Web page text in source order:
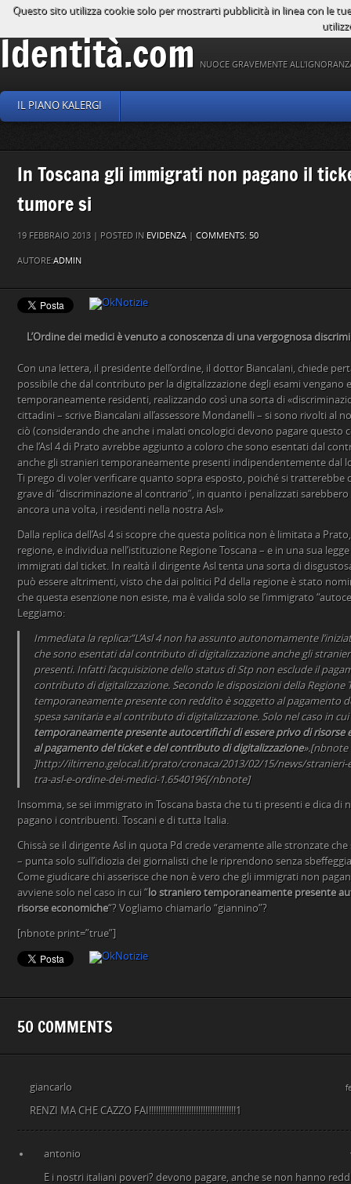
Identità.com NUOCE GRAVEMENTE
IL PIANO KALERGI
In Toscana gli immigrati non pagano il
tumore si
19 FEBBRAIO 2013 | POSTED IN EVIDENZA | COMMENTS: 50
AUTORE:ADMIN
L’Ordine dei medici è venuto a conoscenza di una vergognosa
Con una lettera, il presidente dell’ordine, il dottor Biancalani, chiede
possibile che dal contributo per la digitalizzazione degli esami vengano
temporaneamente residenti, realizzando così una sorta di
cittadini – scrive Biancalani all’assessore Mondanelli – si sono rivolti al
ciò (considerando che anche i malati oncologici devono pagare questo
che l’Asl 4 di Prato avrebbe aggiunto a coloro che sono esentati dal
anche gli stranieri temporaneamente presenti indipendentemente dal
Ti prego di voler verificare quanto sopra esposto, poiché si tratterebbe
grave di “discriminazione al contrario”, in quanto i penalizzati
ancora una volta, i residenti nella nostra Asl»
Dalla replica dell’Asl 4 si scopre che questa politica non è limitata a
regione, e individua nell’istituzione Regione Toscana – e in una sua
immigrati dal ticket. In realtà il dirigente Asl tenta una sorta di
può essere altrimenti, visto che dai politici Pd della regione è stato
che questa esenzione non esiste, ma è valida solo se l’immigrato
Leggiamo:
Immediata la replica:”L’Asl 4 non ha assunto autonomamente
che sono esentati dal contributo di digitalizzazione anche gli
presenti. Infatti l’acquisizione dello status di Stp non esclude il
contributo di digitalizzazione. Secondo le disposizioni della Regione
temporaneamente presente con reddito è soggetto al pagamento
spesa sanitaria e al contributo di digitalizzazione. Solo nel caso in cui
temporaneamente presente autocertifichi di essere privo di risorse
al pagamento del ticket e del contributo di digitalizzazione».[nbnote
]http://iltirreno.gelocal.it/prato/cronaca/2013/02/15/news/stranieri-
tra-asl-e-ordine-dei-medici-1.6540196[/nbnote]
Insomma, se sei immigrato in Toscana basta che tu ti presenti e dica di
pagano i contribuenti. Toscani e di tutta Italia.
Chissà se il dirigente Asl in quota Pd crede veramente alle stronzate
– punta solo sull’idiozia dei giornalisti che le riprendono senza
Come giudicare chi asserisce che non è vero che gli immigrati non
avviene solo nel caso in cui “ lo straniero temporaneamente presente
risorse economiche“? Vogliamo chiamarlo “giannino”?
[nbnote print=”true”]
50 COMMENTS
giancarlo
RENZI MA CHE CAZZO FAI!!!!!!!!!!!!!!!!!!!!!!!!!!!!!!!!!!!!!1
antonio
E i nostri italiani poveri? devono pagare, anche se non hanno
Questo sito utilizza cookie solo per mostrarti pubblicità in linea con le